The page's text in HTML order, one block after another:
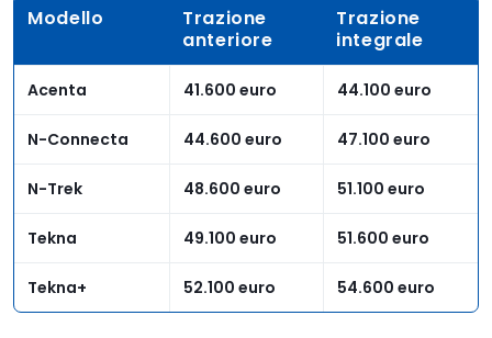
Modello
Trazione
anteriore
Trazione
integrale
Acenta 41.600 euro 44.100 euro
N-Connecta 44.600 euro 47.100 euro
N-Trek 48.600 euro 51.100 euro
Tekna 49.100 euro 51.600 euro
Tekna+ 52.100 euro 54.600 euro